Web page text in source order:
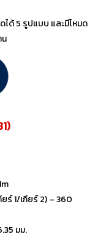
ด้ 5 รูปแบบ และมีโหมด
ร์ 1/เกียร์ 2) – 360
มม.